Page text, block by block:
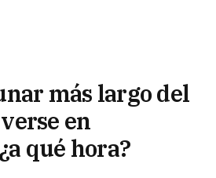
más largo del
en
qué hora?